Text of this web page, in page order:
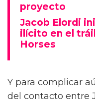
proyecto
Jacob Elordi
ilícito en el
Horses
Y para complicar
del contacto entre